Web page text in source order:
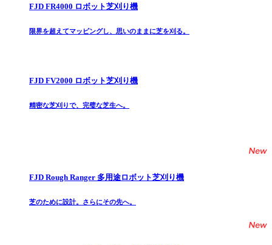
FJD FR4000 ロボット芝刈り機
限界を超えてマッピングし、思いのままに芝を刈る。
FJD FV2000 ロボット芝刈り機
精密な芝刈りで、完璧な芝生へ。
FJD Rough Ranger 多用途ロボット芝刈り機
芝のために設計。さらにその先へ。